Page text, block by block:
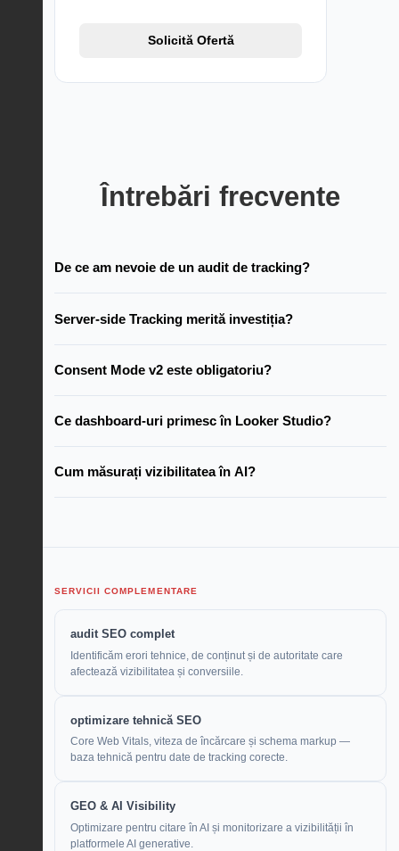
Solicită Ofertă
Întrebări frecvente
De ce am nevoie de un audit de tracking?
Server-side Tracking merită investiția?
Consent Mode v2 este obligatoriu?
Ce dashboard-uri primesc în Looker Studio?
Cum măsurați vizibilitatea în AI?
SERVICII COMPLEMENTARE
audit SEO complet
Identificăm erori tehnice, de conținut și de autoritate care
afectează vizibilitatea și conversiile.
optimizare tehnică SEO
Core Web Vitals, viteza de încărcare și schema markup —
baza tehnică pentru date de tracking corecte.
GEO & AI Visibility
Optimizare pentru citare în AI și monitorizare a vizibilității în
platformele AI generative.